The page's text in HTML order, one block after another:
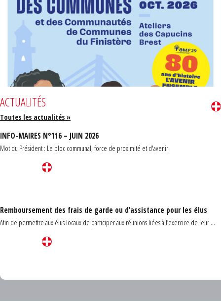
ACTUALITÉS
Toutes les actualités »
INFO-MAIRES N°116 – JUIN 2026
Mot du Président : Le bloc communal, force de proximité et d'avenir
Remboursement des frais de garde ou d’assistance pour les élus
Afin de permettre aux élus locaux de participer aux réunions liées à l’exercice de leur ...